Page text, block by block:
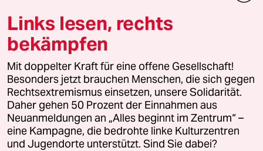
Sport
Berlin
Nord
Wahrheit
Links lesen, rechts
bekämpfen
Mit doppelter Kraft für eine offene Gesellschaft!
Besonders jetzt brauchen Menschen, die sich gegen
Rechtsextremismus einsetzen, unsere Solidarität.
Daher gehen 50 Prozent der Einnahmen aus
Neuanmeldungen an „Alles beginnt im Zentrum“ –
eine Kampagne, die bedrohte linke Kulturzentren
und Jugendorte unterstützt. Sind Sie dabei?